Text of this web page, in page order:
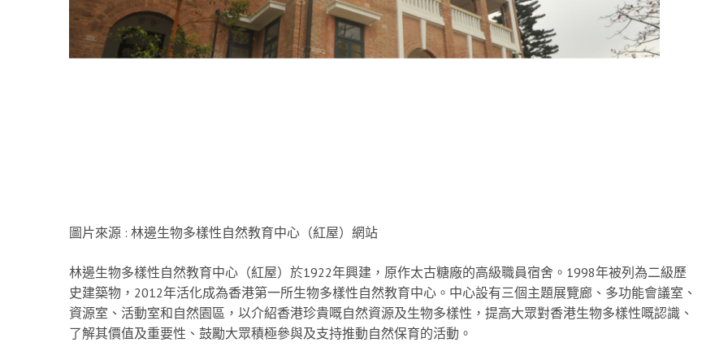
圖片來源 : 林邊生物多樣性自然教育中心（紅屋）網站
林邊生物多樣性自然教育中心（紅屋）於1922年興建，原作太古糖廠的高級職員宿舍。1998年被列為二級歷
史建築物，2012年活化成為香港第一所生物多樣性自然教育中心。中心設有三個主題展覽廊、多功能會議室、
資源室、活動室和自然園區，以介紹香港珍貴嘅自然資源及生物多樣性，提高大眾對香港生物多樣性嘅認識、
了解其價值及重要性、鼓勵大眾積極參與及支持推動自然保育的活動。